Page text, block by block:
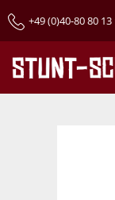
+49 (0)40-80 80 13